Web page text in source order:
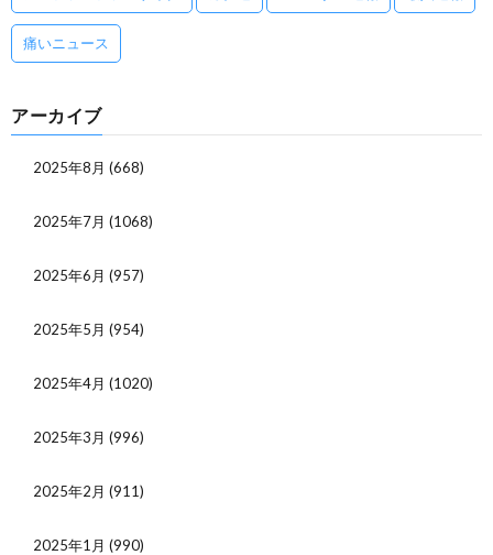
痛いニュース
アーカイブ
2025年8月 (668)
2025年7月 (1068)
2025年6月 (957)
2025年5月 (954)
2025年4月 (1020)
2025年3月 (996)
2025年2月 (911)
2025年1月 (990)